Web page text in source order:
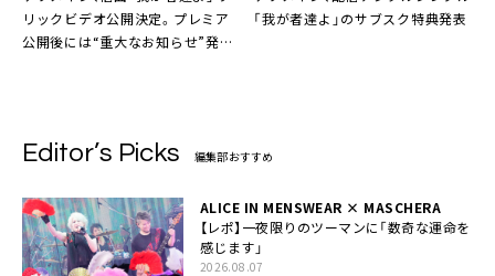
リックビデオ公開決定。プレミア
公開後には“重大なお知らせ”発表
「我が者達よ」のサブスク特典発表
Editor’s Picks 編集部おすすめ
ALICE IN MENSWEAR × MASCHERA
【レポ】一夜限りのツーマンに「数奇な運命を
感じます」
2026.08.07